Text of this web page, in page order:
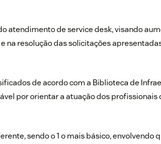
atendimento de service desk, visando
na resolução das solicitações
de acordo com a Biblioteca de
por orientar a atuação dos profissionais
sendo o 1 o mais básico, envolvendo